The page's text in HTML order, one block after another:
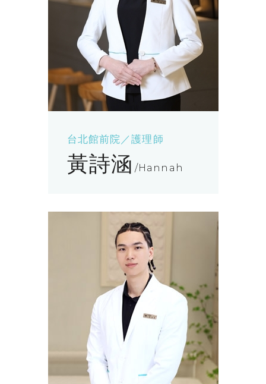
台北館前院／護理師
黃詩涵 Hannah